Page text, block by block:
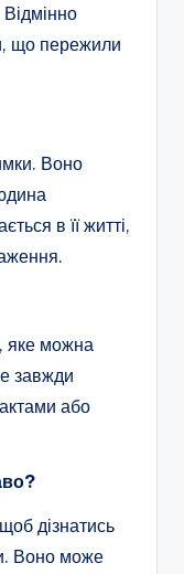
що пережили
Воно
в її житті,
яке можна
завжди
або
дізнатись
Воно може